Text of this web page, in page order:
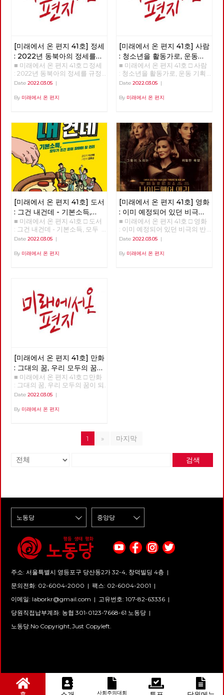
[미래에서 온 편지 41호] 정세
: 2022년 동북아의 정세를
규정하는 네 가지 요인
■ 미래에서 온 편지 41호 □ 정세
: 2022년 동북아의 정세를 규정
하는 네 가지 요인 >>>>>> 업로
Date 2022.03.05 |
By 미래에서 온 편지
[미래에서 온 편지 41호] 사람
: 청소년을 활동가로, 운동
기획자 고유미
■ 미래에서 온 편지 41호 □ 사람
: 청소년을 활동가로, 운동 기획
자 고유미 >>>>>> 업로드 준비
Date 2022.03.05|
By 미래에서 온 편지
[미래에서 온 편지 41호] 도서
: 그건 내건데 - 기본소득,
모두가 차별없이 찾아야 할
권리
■ 미래에서 온 편지 41호 □ 도서
: 그건 내건데 - 기본소득, 모두
가 차별없이 찾아야 할 권리
Date 2022.03.05 |
By 미래에서 온 편지
[미래에서 온 편지 41호] 영화
: 이미 예정되어 있던 비극의
반복 – 나이트메어 앨리
■ 미래에서 온 편지 41호 □ 영화
: 이미 예정되어 있던 비극의 반
복 – 나이트메어 앨리 >>>>>>
Date 2022.03.05|
By 미래에서 온 편지
[미래에서 온 편지 41호] 만화
: 그대의 꿈, 우리 모두의 꿈이
되어
■ 미래에서 온 편지 41호 □ 만화
: 그대의 꿈, 우리 모두의 꿈이 되
어 >>>>>> 업로드 준비중
Date 2022.03.05 |
By 미래에서 온 편지
1 » 마지막
검색
주소: 서울특별시 영등포구 당산동2가 32-4, 창덕빌딩 4층 |
문의전화: 02-6004-2000 | 팩스: 02-6004-2001 |
이메일: laborkr@gmail.com | 고유번호: 107-82-63336 |
당원직접납부계좌: 농협 301-0123-7668-61 노동당 |
노동당.No Copyright,Just Copyleft.
사회주의대회